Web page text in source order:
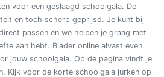
voor een geslaagd schoolgala. De
en toch scherp geprijsd. Je kunt bij
passen en we helpen je graag met
aan hebt. Blader online alvast even
jouw schoolgala. Op de pagina vindt je
Kijk voor de korte schoolgala jurken op